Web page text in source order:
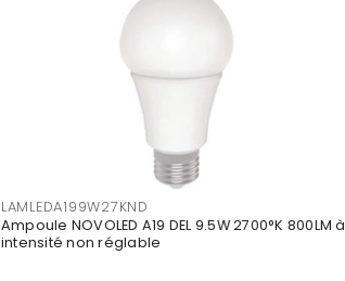
LAMLEDA199W27KND
Ampoule NOVOLED A19 DEL 9.5W 2700°K 800LM à
intensité non réglable